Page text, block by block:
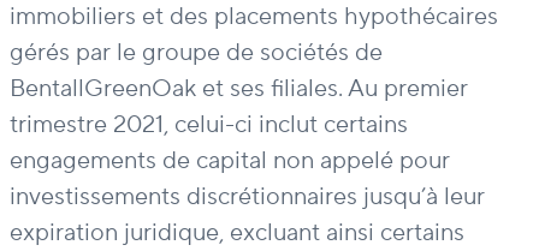
immobiliers et des placements hypothécaires
gérés par le groupe de sociétés de
BentallGreenOak et ses filiales. Au premier
trimestre 2021, celui-ci inclut certains
engagements de capital non appelé pour
investissements discrétionnaires jusqu’à leur
expiration juridique, excluant ainsi certains